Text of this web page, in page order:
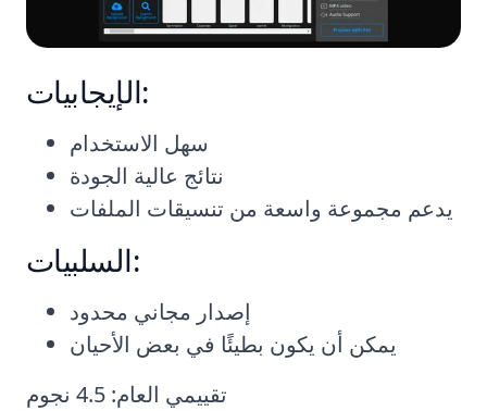
الإيجابيات:
سهل الاستخدام
نتائج عالية الجودة
يدعم مجموعة واسعة من تنسيقات الملفات
السلبيات:
إصدار مجاني محدود
يمكن أن يكون بطيئًا في بعض الأحيان
تقييمي العام: 4.5 نجوم